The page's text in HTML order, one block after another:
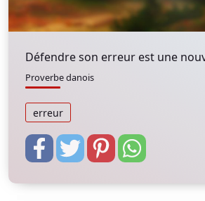
Défendre son erreur est une
Proverbe danois
erreur